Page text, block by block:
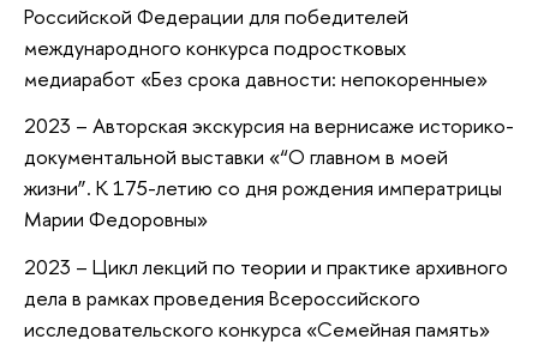
Российской Федерации для победителей
международного конкурса подростковых
медиаработ «Без срока давности: непокоренные»
2023 – Авторская экскурсия на вернисаже историко-
документальной выставки «“О главном в моей
жизни”. К 175-летию со дня рождения императрицы
Марии Федоровны»
2023 – Цикл лекций по теории и практике архивного
дела в рамках проведения Всероссийского
исследовательского конкурса «Семейная память»